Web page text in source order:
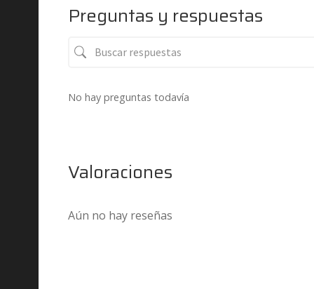
Preguntas y respuestas
No hay preguntas todavía
Valoraciones
Aún no hay reseñas